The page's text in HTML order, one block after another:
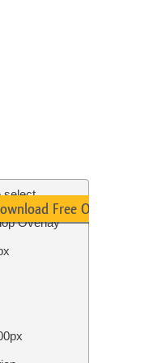
select
Overlay
Free Overlay